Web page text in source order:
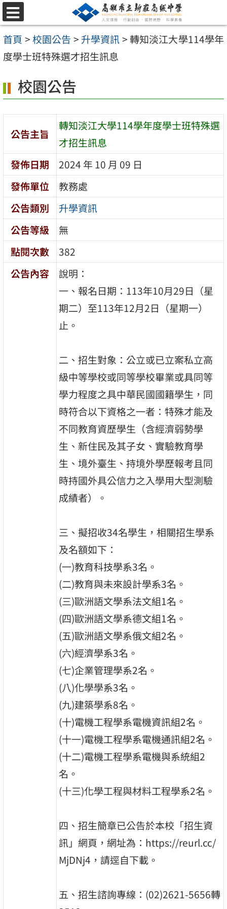
跳
至
主
要
容
區
選
單
首頁 >校園公告 > 升學資訊>轉知淡江大學114學年
度學士班特殊選才招生訊息
校園公告
公告主旨
轉知淡江大學114學年度學士班特殊選
才招生訊息
發佈日期
2024 年 10 月 09 日
發佈單位
教務處
公告類別
升學資訊
公告等級
無
點閱次數
382
公告內容
說明：
一、報名日期：113年10月29日（星
期二）至113年12月2日（星期一）
止。
二、招生對象：公立或已立案私立高
級中等學校或同等學校畢業或具同等
學力程度之具中華民國國籍學生，同
時符合以下資格之一者：特殊才能及
不同教育資歷學生（含經濟弱勢學
生、新住民及其子女、實驗教育學
生、境外臺生、持境外學歷報考且同
時持國外具公信力之入學用大型測驗
成績者）。
三、擬招收34名學生，相關招生學系
及名額如下：
(一)教育科技學系3名。
(二)教育與未來設計學系3名。
(三)歐洲語文學系法文組1名。
(四)歐洲語文學系德文組1名。
(五)歐洲語文學系俄文組2名。
(六)經濟學系3名。
(七)企業管理學系2名。
(八)化學學系3名。
(九)建築學系8名。
(十)電機工程學系電機資訊組2名。
(十一)電機工程學系電機通訊組2名。
(十二)電機工程學系電機與系統組2
名。
(十三)化學工程與材料工程學系2名。
四、招生簡章已公告於本校「招生資
訊」網頁，網址為：https://reurl.cc/
MjDNj4，請逕自下載。
五、招生諮詢專線：(02)2621-5656轉